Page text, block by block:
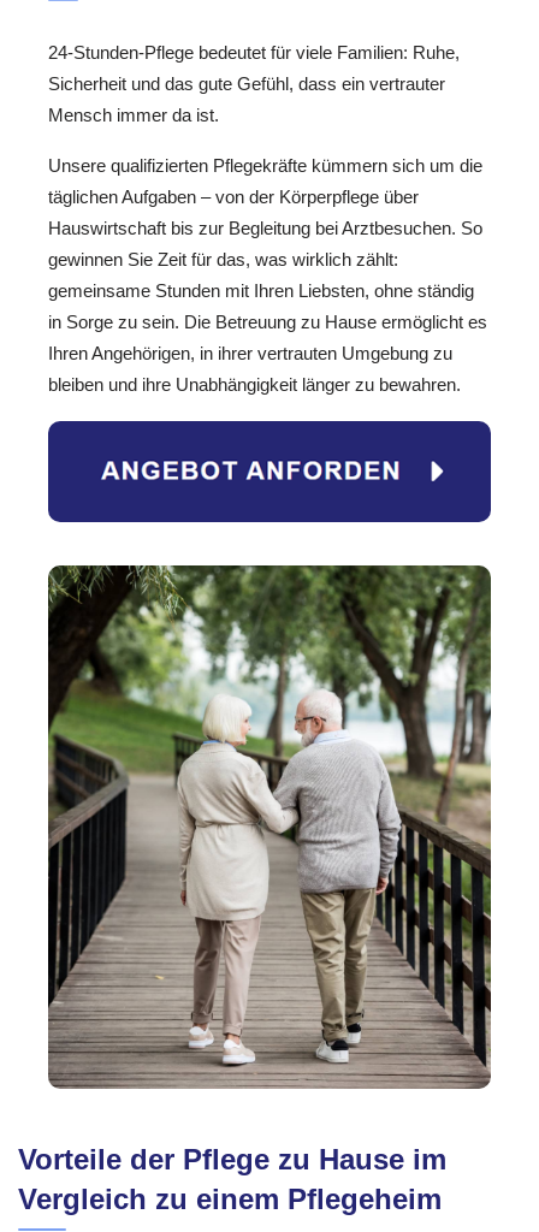
24-Stunden-Pflege bedeutet für viele Familien: Ruhe,
Sicherheit und das gute Gefühl, dass ein vertrauter
Mensch immer da ist.
Unsere qualifizierten Pflegekräfte kümmern sich um die
täglichen Aufgaben – von der Körperpflege über
Hauswirtschaft bis zur Begleitung bei Arztbesuchen. So
gewinnen Sie Zeit für das, was wirklich zählt:
gemeinsame Stunden mit Ihren Liebsten, ohne ständig
in Sorge zu sein. Die Betreuung zu Hause ermöglicht es
Ihren Angehörigen, in ihrer vertrauten Umgebung zu
bleiben und ihre Unabhängigkeit länger zu bewahren.
Vorteile der Pflege zu Hause im
Vergleich zu einem Pflegeheim